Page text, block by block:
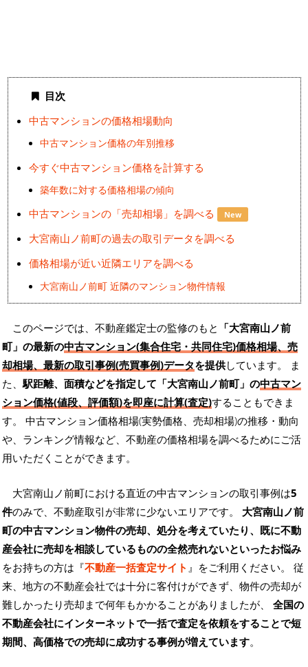
目次
中古マンションの価格相場動向
中古マンション価格の年別推移
今すぐ中古マンション価格を計算する
築年数に対する価格相場の傾向
中古マンションの「売却相場」を調べる New
大宮南山ノ前町の過去の取引データを調べる
価格相場が近い近隣エリアを調べる
大宮南山ノ前町 近隣のマンション物件情報
このページでは、不動産鑑定士の監修のもと 「大宮南山ノ前
町」の最新の中古マンション(集合住宅・共同住宅)価格相場、売
却相場、最新の取引事例(売買事例)データを提供しています。 ま
た、駅距離、面積などを指定して「大宮南山ノ前町」の中古マン
ション価格(値段、評価額)を即座に計算(査定)することもできま
す。 中古マンション価格相場(実勢価格、売却相場)の推移・動向
や、ランキング情報など、不動産の価格相場を調べるためにご活
用いただくことができます。
大宮南山ノ前町における直近の中古マンションの取引事例は5
件のみで、不動産取引が非常に少ないエリアです。 大宮南山ノ前
町の中古マンション物件の売却、処分を考えていたり、既に不動
産会社に売却を相談しているものの全然売れないといったお悩み
をお持ちの方は『不動産一括査定サイト 』をご利用ください。 従
来、地方の不動産会社では十分に客付けができず、物件の売却が
難しかったり売却まで何年もかかることがありましたが、 全国の
不動産会社にインターネットで一括で査定を依頼をすることで短
期間、高価格での売却に成功する事例が増えています。